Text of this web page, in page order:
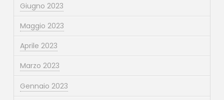
Giugno 2023
Maggio 2023
Aprile 2023
Marzo 2023
Gennaio 2023